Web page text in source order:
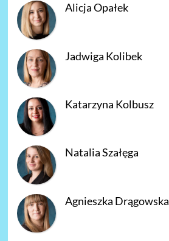
Alicja Opałek
Jadwiga Kolibek
Katarzyna Kolbusz
Natalia Szałęga
Agnieszka Drągowska